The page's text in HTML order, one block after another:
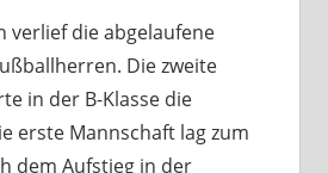
verlief die abgelaufene
Die zweite
in der B-Klasse die
erste Mannschaft lag zum
dem Aufstieg in der